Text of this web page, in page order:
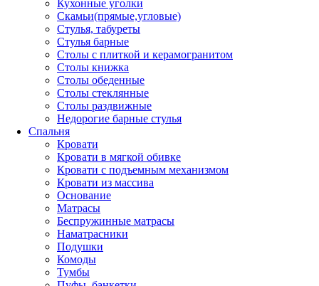
Кухонные уголки
Скамьи(прямые,угловые)
Стулья, табуреты
Стулья барные
Столы с плиткой и керамогранитом
Столы книжка
Столы обеденные
Столы стеклянные
Столы раздвижные
Недорогие барные стулья
Спальня
Кровати
Кровати в мягкой обивке
Кровати с подъемным механизмом
Кровати из массива
Основание
Матрасы
Беспружинные матрасы
Наматрасники
Подушки
Комоды
Тумбы